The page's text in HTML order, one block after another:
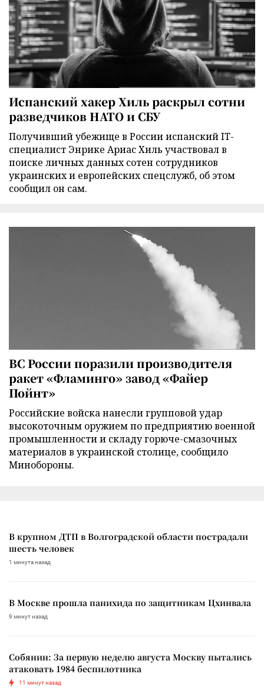
Испанский хакер Хиль раскрыл сотни
разведчиков НАТО и СБУ
Получивший убежище в России испанский IT-
специалист Энрике Ариас Хиль участвовал в
поиске личных данных сотен сотрудников
украинских и европейских спецслужб, об этом
сообщил он сам.
ВС России поразили производителя
ракет «Фламинго» завод «Файер
Пойнт»
Российские войска нанесли групповой удар
высокоточным оружием по предприятию военной
промышленности и складу горюче-смазочных
материалов в украинской столице, сообщило
Минобороны.
В крупном ДТП в Волгоградской области пострадали
шесть человек
1 минута назад
В Москве прошла панихида по защитникам Цхинвала
9 минут назад
Собянин: За первую неделю августа Москву пытались
атаковать 1984 беспилотника
11 минут назад